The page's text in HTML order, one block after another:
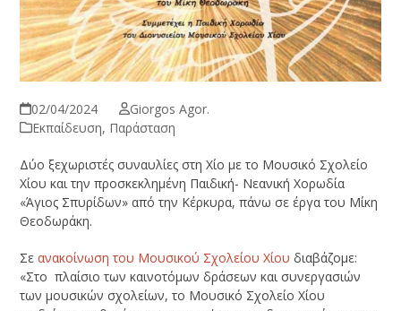
02/04/2024
Giorgos Agor.
Εκπαίδευση, Παράσταση
Δύο ξεχωριστές συναυλίες στη Χίο με το Μουσικό Σχολείο
Χίου και την προσκεκλημένη Παιδική- Νεανική Χορωδία
«Άγιος Σπυρίδων» από την Κέρκυρα, πάνω σε έργα του Μίκη
Θεοδωράκη.
Σεανακοίνωση του Μουσικού Σχολείου Χίου διαβάζομε:
«Στο πλαίσιο των καινοτόμων δράσεων και συνεργασιών
των μουσικών σχολείων, το Μουσικό Σχολείο Χίου